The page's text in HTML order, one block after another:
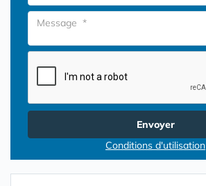
Envoyer
Conditions d'utilisation